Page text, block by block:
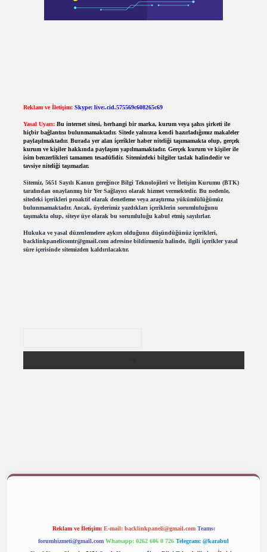
Reklam ve İletişim: Skype: live:.cid.575569c608265c69
Yasal Uyarı: Bu internet sitesi, herhangi bir marka, kurum veya şahıs şirketi ile
hiçbir bağlantısı bulunmamaktadır. Sitede yalnızca kendi hazırladığımız makaleler
paylaşılmaktadır. Burada yer alan içerikler haber niteliği taşımamakta olup, gerçek
kurum ve kişiler hakkında paylaşım yapılmamaktadır. Gerçek kurum ve kişiler ile
isim benzerlikleri tamamen tesadüfidir. Sitemizdeki bilgiler taslak halindedir ve
tavsiye niteliği taşımazlar.
Sitemiz, 5651 Sayılı Kanun gereğince Bilgi Teknolojileri ve İletişim Kurumu (BTK)
tarafından onaylanmış bir Yer Sağlayıcı olarak hizmet vermektedir. Bu nedenle,
sitedeki içerikleri proaktif olarak denetleme veya araştırma yükümlülüğümüz
bulunmamaktadır. Ancak, üyelerimiz yazdıkları içeriklerin sorumluluğunu
taşımakta olup, siteye üye olarak bu sorumluluğu kabul etmiş sayılırlar.
Hukuka ve yasal düzenlemelere aykırı olduğunu düşündüğünüz içerikleri,
backlinkpanelicomtr@gmail.comadresine bildirmeniz halinde, ilgili içerikler yasal
süre içerisinde sitemizden kaldırılacaktır.
Reklam ve İletişim: E-mail: backlinkpaneli@gmail.com Teams:
forumhizmeti@gmail.com Whatsapp: 0262 606 0 726 Telegram: @karabul